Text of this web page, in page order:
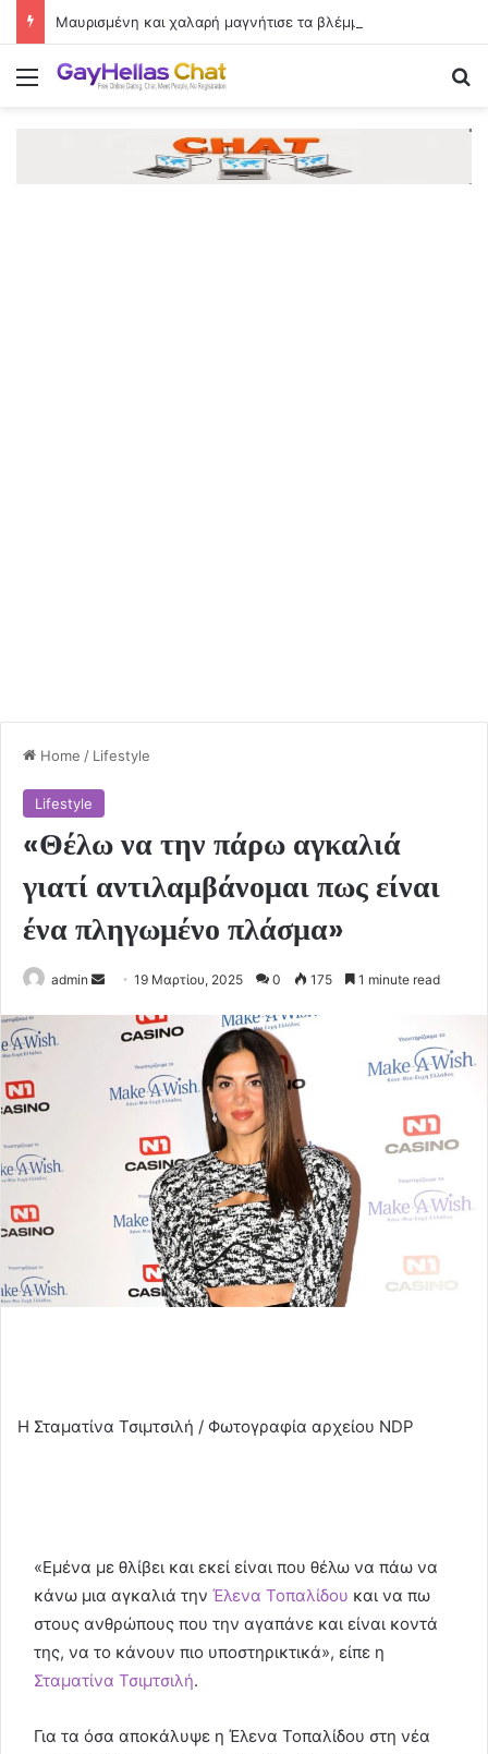
Menu
Home / Lifestyle
Lifestyle
«Θέλω να την πάρω αγκαλιά
γιατί αντιλαμβάνομαι πως είναι
ένα πληγωμένο πλάσμα»
admin
Send
email
19 Μαρτίου, 2025 0 175 1 minute read
Η Σταματίνα Τσιμτσιλή / Φωτογραφία αρχείου NDP
«Εμένα με θλίβει και εκεί είναι που θέλω να πάω να
κάνω μια αγκαλιά την Έλενα Τοπαλίδου και να πω
στους ανθρώπους που την αγαπάνε και είναι κοντά
της, να το κάνουν πιο υποστηρικτικά», είπε η
Σταματίνα Τσιμτσιλή.
Για τα όσα αποκάλυψε η Έλενα Τοπαλίδου στη νέα